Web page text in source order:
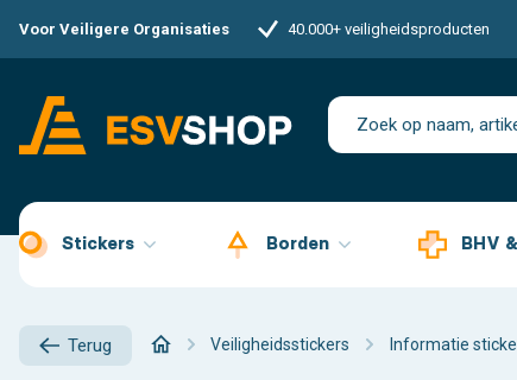
Voor Veiligere Organisaties 40.000+ veiligheidsproducten
Stickers Borden BHV
Terug Veiligheidsstickers Informatie